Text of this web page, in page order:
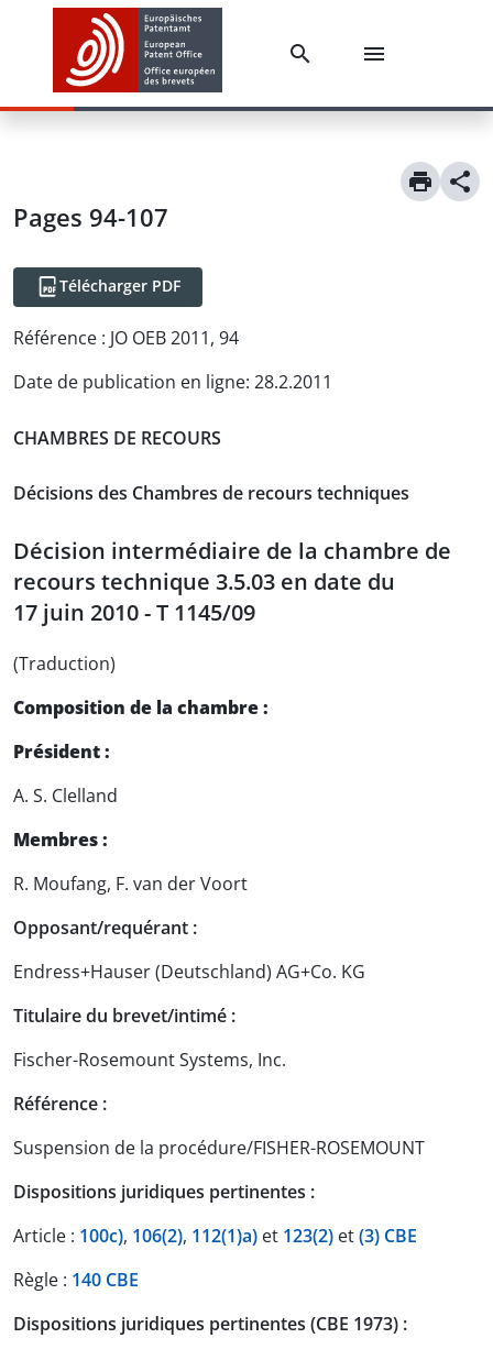
Pages 94-107
Télécharger PDF
Référence : JO OEB 2011, 94
Date de publication en ligne: 28.2.2011
CHAMBRES DE RECOURS
Décisions des Chambres de recours techniques
Décision intermédiaire de la chambre de
recours technique 3.5.03 en date du
17 juin 2010 - T 1145/09
(Traduction)
Composition de la chambre :
Président :
A. S. Clelland
Membres :
R. Moufang, F. van der Voort
Opposant/requérant :
Endress+Hauser (Deutschland) AG+Co. KG
Titulaire du brevet/intimé :
Fischer-Rosemount Systems, Inc.
Référence :
Suspension de la procédure/FISHER-ROSEMOUNT
Dispositions juridiques pertinentes :
Article : 100c), 106(2), 112(1)a) et 123(2) et(3) CBE
Règle : 140 CBE
Dispositions juridiques pertinentes (CBE 1973) :